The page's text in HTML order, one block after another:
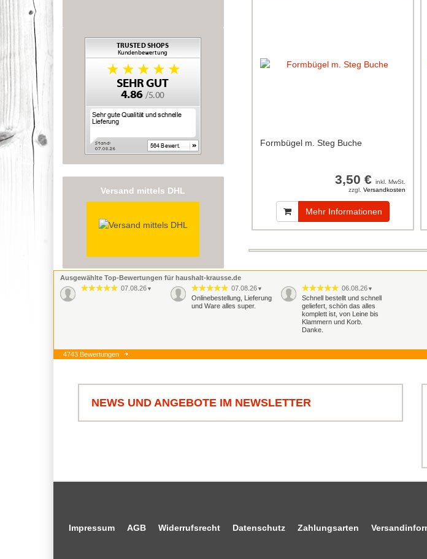
Formbügel m. Steg Buche
3,50 €inkl. MwSt.
zzgl.Versandkosten
Mehr Informationen
Versand mittels DHL
Ausgewählte Top-Bewertungen für haushalt-krausse.de
07.08.26 ▼ 07.08.26 ▼
Onlinebestellung, Lieferung
und Ware alles super.
06.08.26 ▼
Schnell bestellt und schnell
geliefert, schön das alles
komplett ist, von Leine bis
Klammern und Korb.
Danke.
4743 Bewertungen
NEWS UND ANGEBOTE IM NEWSLETTER
Impressum AGB Widerrufsrecht Datenschutz Zahlungsarten